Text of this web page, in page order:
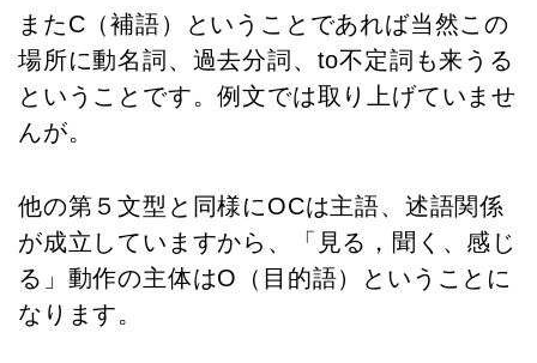
またC（補語）ということであれば当然この
場所に動名詞、過去分詞、to不定詞も来うる
ということです。例文では取り上げていませ
んが。
他の第５文型と同様にOCは主語、述語関係
が成立していますから、「見る，聞く、感じ
る」動作の主体はO（目的語）ということに
なります。